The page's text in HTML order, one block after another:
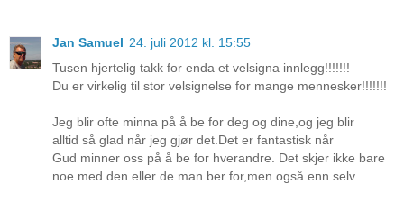
Jan Samuel 24. juli 2012 kl. 15:55
Tusen hjertelig takk for enda et velsigna innlegg!!!!!!!
Du er virkelig til stor velsignelse for mange mennesker!!!!!!!
Jeg blir ofte minna på å be for deg og dine,og jeg blir
alltid så glad når jeg gjør det.Det er fantastisk når
Gud minner oss på å be for hverandre. Det skjer ikke bare
noe med den eller de man ber for,men også enn selv.